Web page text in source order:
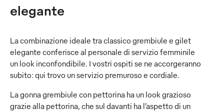
elegante
La combinazione ideale tra classico grembiule e gilet
elegante conferisce al personale di servizio femminile
un look inconfondibile. I vostri ospiti se ne accorgeranno
subito: qui trovo un servizio premuroso e cordiale.
La gonna grembiule con pettorina ha un look grazioso
grazie alla pettorina, che sul davanti ha l’aspetto di un